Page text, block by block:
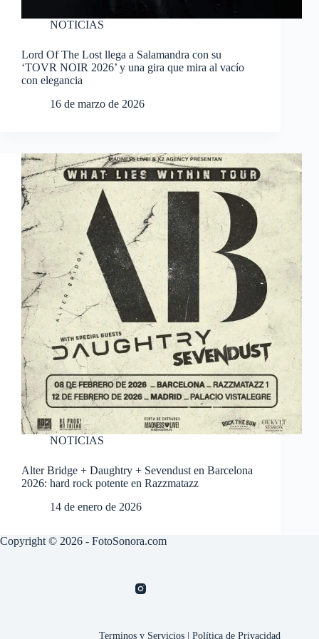
NOTICIAS
Lord Of The Lost llega a Salamandra con su
‘TOVR NOIR 2026’ y una gira que mira al vacío
con elegancia
16 de marzo de 2026
NOTICIAS
Alter Bridge + Daughtry + Sevendust en Barcelona
2026: hard rock potente en Razzmatazz
14 de enero de 2026
Copyright © 2026 - FotoSonora.com
Terminos y Servicios |Política de Privacidad